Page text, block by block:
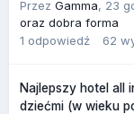
Przez Gamma, 23
oraz dobra forma
1 odpowiedź 62
Najlepszy hotel all
dziećmi (w wieku